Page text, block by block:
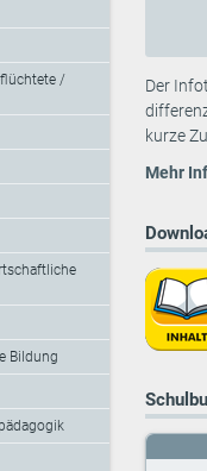
/
Bildung
Der
kurze
Mehr